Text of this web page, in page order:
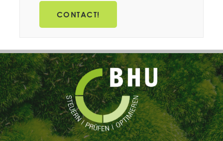
CONTACT!